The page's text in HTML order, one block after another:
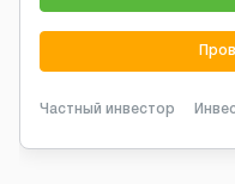
Частный инвестор